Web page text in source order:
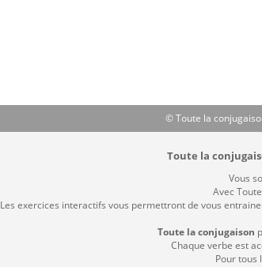
© Toute la
Toute la
Vous
Avec
Les exercices interactifs vous permettront de vous
Toute la conjugaison
Chaque verbe est
Pour tous